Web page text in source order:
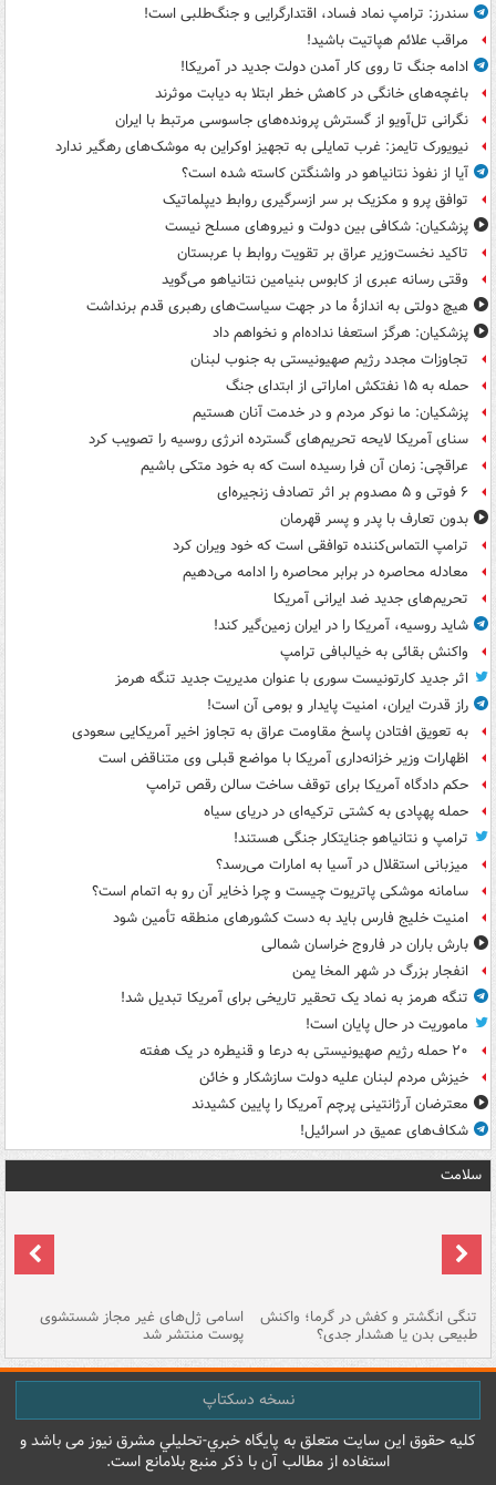
سندرز: ترامپ نماد فساد، اقتدارگرایی و جنگ‌طلبی است!
مراقب علائم هپاتیت باشید!
ادامه جنگ تا روی کار آمدن دولت جدید در آمریکا!
باغچه‌های خانگی در کاهش خطر ابتلا به دیابت موثرند
نگرانی تل‌آویو از گسترش پرونده‌های جاسوسی مرتبط با ایران
نیویورک تایمز: غرب تمایلی به تجهیز اوکراین به موشک‌های رهگیر ندارد
آیا از نفوذ نتانیاهو در واشنگتن کاسته شده است؟
توافق پرو و مکزیک بر سر ازسرگیری روابط دیپلماتیک
پزشکیان: شکافی بین دولت و نیروهای مسلح نیست
تاکید نخست‌وزیر عراق بر تقویت روابط با عربستان
وقتی رسانه عبری از کابوس بنیامین نتانیاهو می‌گوید
هیچ دولتی به اندازۀ ما در جهت سیاست‌های رهبری قدم برنداشت
پزشکیان: هرگز استعفا نداده‌ام و نخواهم داد
تجاوزات مجدد رژیم صهیونیستی به جنوب لبنان
حمله به ۱۵ نفتکش‌ اماراتی از ابتدای جنگ
پزشکیان: ما نوکر مردم و در خدمت آنان هستیم
سنای آمریکا لایحه تحریم‌های گسترده انرژی روسیه را تصویب کرد
عراقچی: زمان آن فرا رسیده است که به خود متکی باشیم
۶ فوتی و ۵ مصدوم بر اثر تصادف زنجیره‌ای
بدون تعارف با پدر و پسر قهرمان
ترامپ التماس‌کننده توافقی است که خود ویران کرد
معادله محاصره در برابر محاصره را ادامه می‌دهیم
تحریم‌های جدید ضد ایرانی آمریکا
شاید روسیه، آمریکا را در ایران زمین‌گیر کند!
واکنش بقائی به خیالبافی ترامپ
اثر جدید کارتونیست سوری با عنوان مدیریت جدید تنگه هرمز
راز قدرت ایران، امنیت پایدار و بومی آن است!
به تعویق افتادن پاسخ مقاومت عراق به تجاوز اخیر آمریکایی سعودی
اظهارات وزیر خزانه‌داری آمریکا با مواضع قبلی وی متناقض است
حکم دادگاه آمریکا برای توقف ساخت سالن رقص ترامپ
حمله پهپادی به کشتی ترکیه‌ای در دریای سیاه
ترامپ و نتانیاهو جنایتکار جنگی هستند!
میزبانی استقلال در آسیا به امارات می‌رسد؟
سامانه موشکی پاتریوت چیست و چرا ذخایر آن رو به اتمام است؟
امنیت خلیج فارس باید به دست کشورهای منطقه تأمین شود
بارش باران در فاروج خراسان شمالی
انفجار بزرگ در شهر المخا یمن
تنگه هرمز به نماد یک تحقیر تاریخی برای آمریکا تبدیل شد!
ماموریت در حال پایان است!
۲۰ حمله رژیم صهیونیستی به درعا و قنیطره در یک هفته
خیزش مردم لبنان علیه دولت سازشکار و خائن
معترضان آرژانتینی پرچم آمریکا را پایین کشیدند
شکاف‌های عمیق در اسرائیل!
سلامت
تنگی انگشتر و کفش در گرما؛ واکنش
طبیعی بدن یا هشدار جدی؟
اسامی ژل‌های غیر مجاز شستشوی
پوست منتشر شد
نسخه دسکتاپ
کليه حقوق اين سايت متعلق به پایگاه خبري-تحليلي مشرق نيوز می باشد و
استفاده از مطالب آن با ذکر منبع بلامانع است.